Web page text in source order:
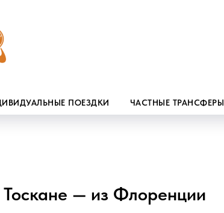
ПОЕЗДКИ ЧАСТНЫЕ ТРАНСФЕРЫ
— из Флоренции